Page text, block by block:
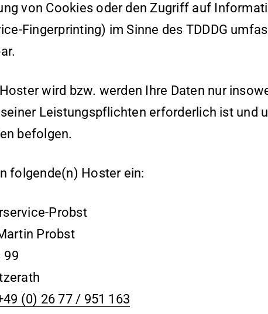
von Cookies oder den Zugriff auf
Fingerprinting) im Sinne des TDDDG
wird bzw. werden Ihre Daten nur
Leistungspflichten erforderlich ist und
befolgen.
folgende(n) Hoster ein:
Probst
Probst
99
(0) 26 77 / 951 163